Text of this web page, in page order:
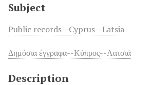
Subject
Public records--Cyprus--Latsia
Δημόσια έγγραφα--Κύπρος--Λατσιά
Description